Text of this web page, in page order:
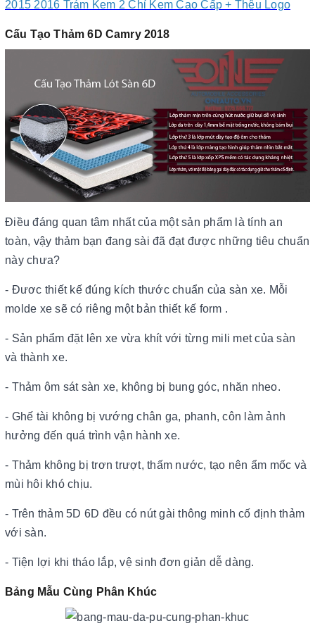
2015 2016 Trám Kem 2 Chỉ Kem Cao Cấp + Thêu Logo
Cấu Tạo Thảm 6D Camry 2018
Điều đáng quan tâm nhất của một sản phẩm là tính an
toàn, vậy thảm bạn đang sài đã đạt được những tiêu chuẩn
này chưa?
- Đươc thiết kế đúng kích thước chuẩn của sàn xe. Mỗi
molde xe sẽ có riêng một bản thiết kế form .
- Sản phẩm đặt lên xe vừa khít với từng mili met của sàn
và thành xe.
- Thảm ôm sát sàn xe, không bị bung góc, nhăn nheo.
- Ghế tài không bị vướng chân ga, phanh, côn làm ảnh
hưởng đến quá trình vận hành xe.
- Thảm không bị trơn trượt, thấm nước, tạo nên ẩm mốc và
mùi hôi khó chịu.
- Trên thảm 5D 6D đều có nút gài thông minh cố định thảm
với sàn.
- Tiện lợi khi tháo lắp, vệ sinh đơn giản dễ dàng.
Bảng Mẫu Cùng Phân Khúc